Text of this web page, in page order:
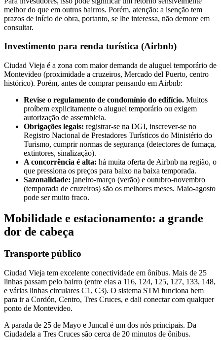
melhor do que em outros bairros. Porém, atenção: a isenção tem
prazos de início de obra, portanto, se lhe interessa, não demore em
consultar.
Investimento para renda turística (Airbnb)
Ciudad Vieja é a zona com maior demanda de aluguel temporário de
Montevideo (proximidade a cruzeiros, Mercado del Puerto, centro
histórico). Porém, antes de comprar pensando em Airbnb:
Revise o regulamento de condomínio do edifício. Muitos
proíbem explicitamente o aluguel temporário ou exigem
autorização de assembleia.
Obrigações legais: registrar-se na DGI, inscrever-se no
Registro Nacional de Prestadores Turísticos do Ministério do
Turismo, cumprir normas de segurança (detectores de fumaça,
extintores, sinalização).
A concorrência é alta: há muita oferta de Airbnb na região, o
que pressiona os preços para baixo na baixa temporada.
Sazonalidade: janeiro-março (verão) e outubro-novembro
(temporada de cruzeiros) são os melhores meses. Maio-agosto
pode ser muito fraco.
Mobilidade e estacionamento: a grande
dor de cabeça
Transporte público
Ciudad Vieja tem excelente conectividade em ônibus. Mais de 25
linhas passam pelo bairro (entre elas a 116, 124, 125, 127, 133, 148,
e várias linhas circulares C1, C3). O sistema STM funciona bem
para ir a Cordón, Centro, Tres Cruces, e dali conectar com qualquer
ponto de Montevideo.
A parada de 25 de Mayo e Juncal é um dos nós principais. Da
Ciudadela a Tres Cruces são cerca de 20 minutos de ônibus.